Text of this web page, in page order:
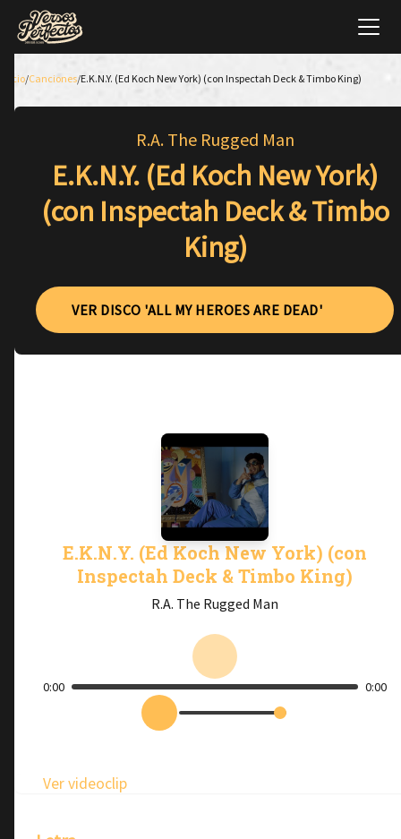
Inicio/Canciones/E.K.N.Y. (Ed Koch New York) (con Inspectah Deck & Timbo King)
R.A. The Rugged Man
E.K.N.Y. (Ed Koch New York)
(con Inspectah Deck & Timbo
King)
VER DISCO 'ALL MY HEROES ARE DEAD'
E.K.N.Y. (Ed Koch New York) (con
Inspectah Deck & Timbo King)
R.A. The Rugged Man
0:00 0:00
Ver videoclip